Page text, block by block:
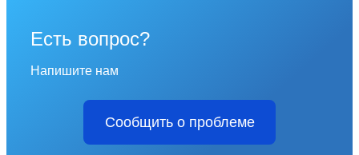
Есть вопрос?
Напишите нам
Сообщить о проблеме